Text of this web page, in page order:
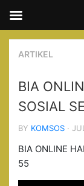
Skip
ARTIKEL
BIA
SOSIAL
BY KOMSOS ·
BIA ONLINE
55